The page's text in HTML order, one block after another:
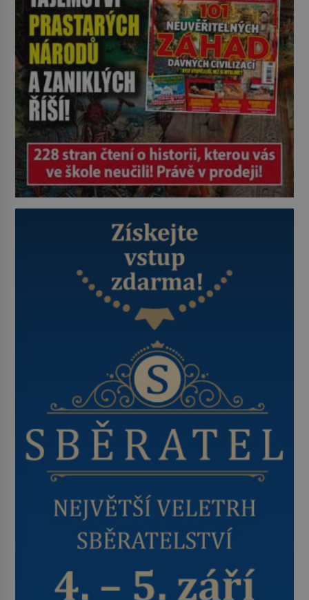
– Jižní zemi. Proč? Do jisté míry to
byl smysl pro […]